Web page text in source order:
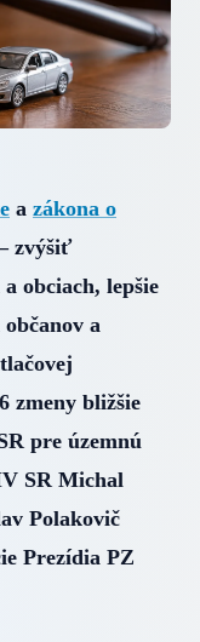
a zákona o
zvýšiť
obciach, lepšie
a
zmeny bližšie
pre územnú
SR Michal
Polakovič
Prezídia PZ